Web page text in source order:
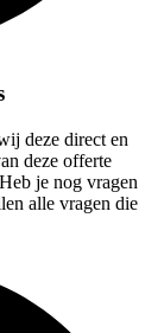
deze direct en
deze offerte
je nog vragen
alle vragen die